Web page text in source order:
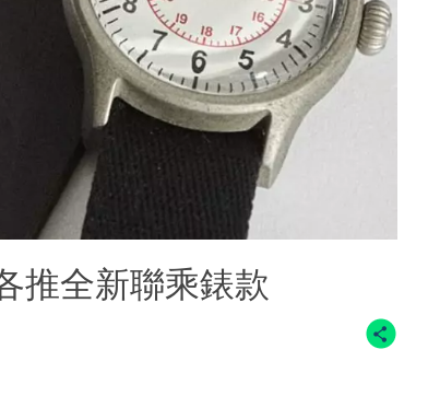
推全新聯乘錶款